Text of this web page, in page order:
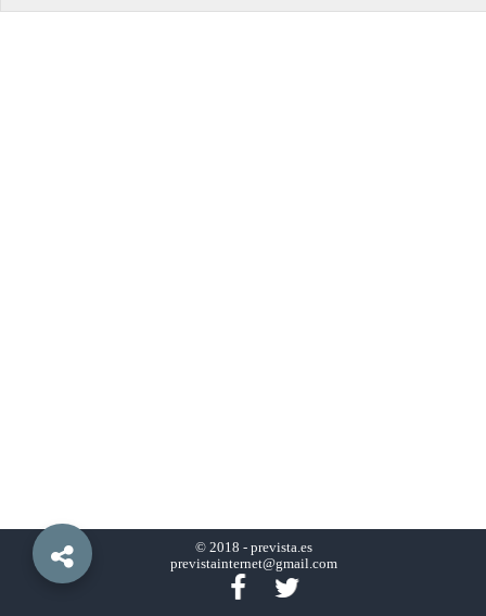
© 2018 - prevista.es
previstainternet@gmail.com